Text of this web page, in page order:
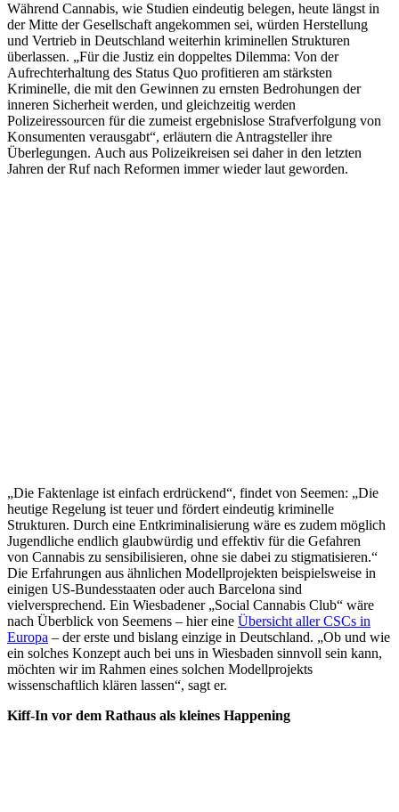
Während Cannabis, wie Studien eindeutig belegen, heute längst in
der Mitte der Gesellschaft angekommen sei, würden Herstellung
und Vertrieb in Deutschland weiterhin kriminellen Strukturen
überlassen. „Für die Justiz ein doppeltes Dilemma: Von der
Aufrechterhaltung des Status Quo profitieren am stärksten
Kriminelle, die mit den Gewinnen zu ernsten Bedrohungen der
inneren Sicherheit werden, und gleichzeitig werden
Polizeiressourcen für die zumeist ergebnislose Strafverfolgung von
Konsumenten verausgabt“, erläutern die Antragsteller ihre
Überlegungen. Auch aus Polizeikreisen sei daher in den letzten
Jahren der Ruf nach Reformen immer wieder laut geworden.
„Die Faktenlage ist einfach erdrückend“, findet von Seemen: „Die
heutige Regelung ist teuer und fördert eindeutig kriminelle
Strukturen. Durch eine Entkriminalisierung wäre es zudem möglich
Jugendliche endlich glaubwürdig und effektiv für die Gefahren
von Cannabis zu sensibilisieren, ohne sie dabei zu stigmatisieren.“
Die Erfahrungen aus ähnlichen Modellprojekten beispielsweise in
einigen US-Bundesstaaten oder auch Barcelona sind
vielversprechend. Ein Wiesbadener „Social Cannabis Club“ wäre
nach Überblick von Seemens – hier eine Übersicht aller CSCs in
Europa – der erste und bislang einzige in Deutschland. „Ob und wie
ein solches Konzept auch bei uns in Wiesbaden sinnvoll sein kann,
möchten wir im Rahmen eines solchen Modellprojekts
wissenschaftlich klären lassen“, sagt er.
Kiff-In vor dem Rathaus als kleines Happening